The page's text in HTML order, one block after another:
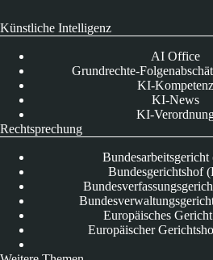
Künstliche Intelligenz
AI Office
Grundrechte-
KI-Kompetenz
KI-News
KI-
Rechtsprechung
Bundesgerichtshof
Europäisches
Europäischer